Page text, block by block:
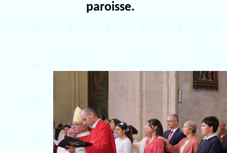
paroisse.